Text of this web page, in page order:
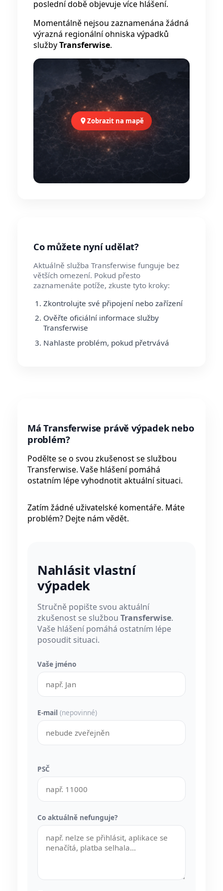
poslední době objevuje více hlášení.
Momentálně nejsou zaznamenána žádná
výrazná regionální ohniska výpadků
službyTransferwise.
Zobrazit na mapě
Co můžete nyní udělat?
Aktuálně služba Transferwise funguje bez
větších omezení. Pokud přesto
zaznamenáte potíže, zkuste tyto kroky:
Zkontrolujte své připojení nebo zařízení
Ověřte oficiální informace služby
Transferwise
Nahlaste problém, pokud přetrvává
Má Transferwise právě výpadek nebo
problém?
Podělte se o svou zkušenost se službou
Transferwise. Vaše hlášení pomáhá
ostatním lépe vyhodnotit aktuální situaci.
Zatím žádné uživatelské komentáře. Máte
problém? Dejte nám vědět.
Nahlásit vlastní
výpadek
Stručně popište svou aktuální
zkušenost se službou Transferwise.
Vaše hlášení pomáhá ostatním lépe
posoudit situaci.
Vaše jméno
E-mail (nepovinné)
PSČ
Co aktuálně nefunguje?